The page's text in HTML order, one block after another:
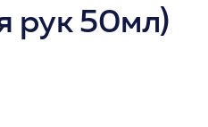
рук 50мл)